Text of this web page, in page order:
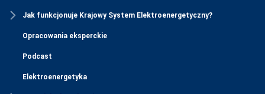
Jak funkcjonuje Krajowy System Elektroenergetyczny?
Opracowania eksperckie
Podcast
Elektroenergetyka